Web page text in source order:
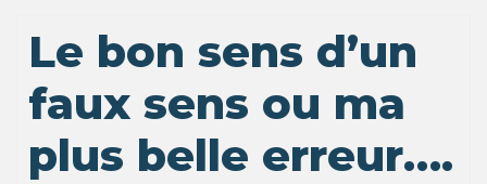
Le bon sens d’un
faux sens ou ma
plus belle erreur….